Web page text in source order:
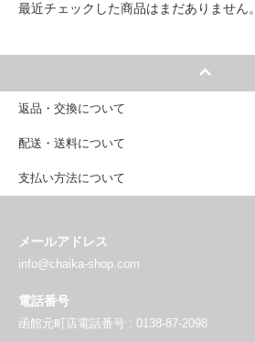
最近チェックした商品はまだありません。
返品・交換について
配送・送料について
支払い方法について
メールアドレス
info@chaika-shop.com
電話番号
函館元町店電話番号 : 0138-87-2098